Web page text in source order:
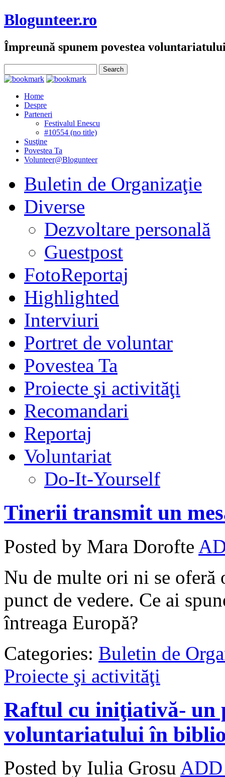
Blogunteer.ro
Împreună spunem povestea
Home
Despre
Parteneri
Festivalul Enescu
#10554 (no title)
Susţine
Povestea Ta
Volunteer@Blogunteer
Buletin de Organizaţie
Diverse
Dezvoltare personală
Guestpost
FotoReportaj
Highlighted
Interviuri
Portret de voluntar
Povestea Ta
Proiecte şi activităţi
Recomandari
Reportaj
Voluntariat
Do-It-Yourself
Tinerii transmit un
Posted by Mara Dorofte
Nu de multe ori ni se oferă
punct de vedere. Ce ai
întreaga Europă?
Categories: Buletin de
Proiecte şi activităţi
Raftul cu iniţiativă- un
voluntariatului în
Posted by Iulia Grosu